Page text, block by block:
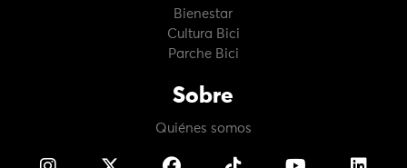
Bienestar
Cultura Bici
Parche Bici
Sobre
Quiénes somos